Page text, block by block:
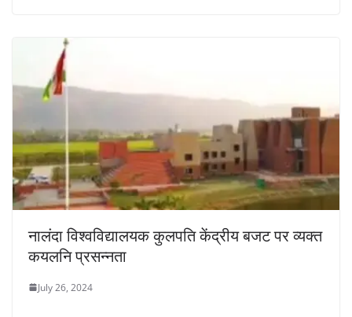
नालंदा विश्वविद्यालयक कुलपति केंद्रीय बजट पर व्यक्त
कयलनि प्रसन्नता
July 26, 2024